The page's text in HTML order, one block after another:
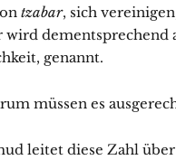
tzabar, sich
wird dementsprechend
genannt.
müssen es
leitet diese Zahl